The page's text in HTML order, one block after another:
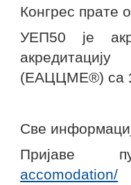
Конгрес прате
УЕП50 је
(ЕАЦЦМЕ®) са
Све
Пријаве
accomodation/